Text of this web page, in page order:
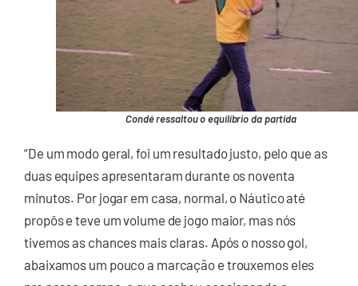
Condé ressaltou o equilíbrio da partida
“De um modo geral, foi um resultado justo, pelo que as
duas equipes apresentaram durante os noventa
minutos. Por jogar em casa, normal, o Náutico até
propôs e teve um volume de jogo maior, mas nós
tivemos as chances mais claras. Após o nosso gol,
abaixamos um pouco a marcação e trouxemos eles